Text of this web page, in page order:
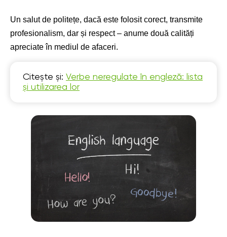
Un salut de politețe, dacă este folosit corect, transmite
profesionalism, dar și respect – anume două calități
apreciate în mediul de afaceri.
Citește și: Verbe neregulate în engleză: lista
și utilizarea lor